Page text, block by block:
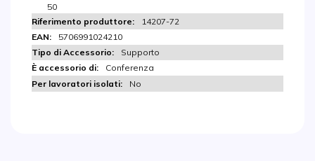
50
14207-72
5706991024210
Supporto
Conferenza
No